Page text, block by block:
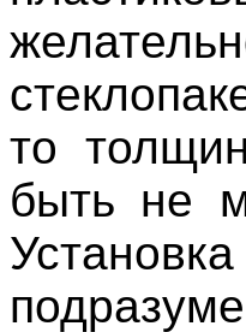
то
быть не